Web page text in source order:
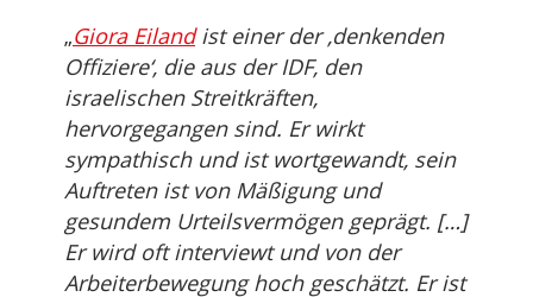
„Giora Eilandist einer der ‚denkenden
Offiziere‘, die aus der IDF, den
israelischen Streitkräften,
hervorgegangen sind. Er wirkt
sympathisch und ist wortgewandt, sein
Auftreten ist von Mäßigung und
gesundem Urteilsvermögen geprägt. […]
Er wird oft interviewt und von der
Arbeiterbewegung hoch geschätzt. Er ist